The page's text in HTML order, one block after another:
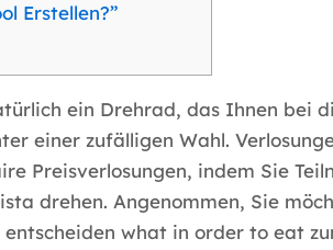
Erstellen?”
ein Drehrad, das Ihnen bei
einer zufälligen Wahl.
Preisverlosungen, indem Sie
drehen. Angenommen, Sie
what in order to eat